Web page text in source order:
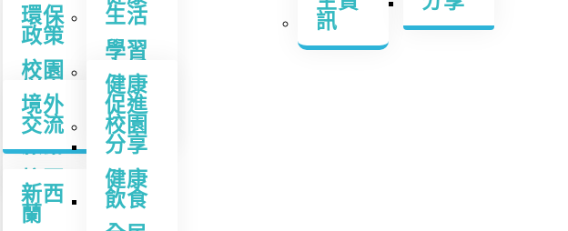
視覺
藝術
電腦
音樂
體育
普通
話
環保
政策
校園
樹木
廊
校園
樹木
廊
太陽
能光
伏發
電系
統
體驗
學習
境外
交流
新西
蘭
姊妹
學校
交流
常用
連結
生活
健康
促進
校園
分享
健康
飲食
學習
支援
班級
經營
訊